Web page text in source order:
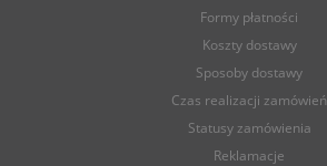
Formy płatności
Koszty dostawy
Sposoby dostawy
Czas realizacji zamówień
Statusy zamówienia
Reklamacje